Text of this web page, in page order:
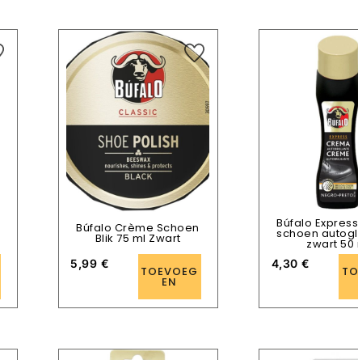
Búfalo Crème Schoen
Blik 75 ml Zwart
5,99 €
TOEVOEG
EN
Búfalo
schoen
zwart 50
4,30€